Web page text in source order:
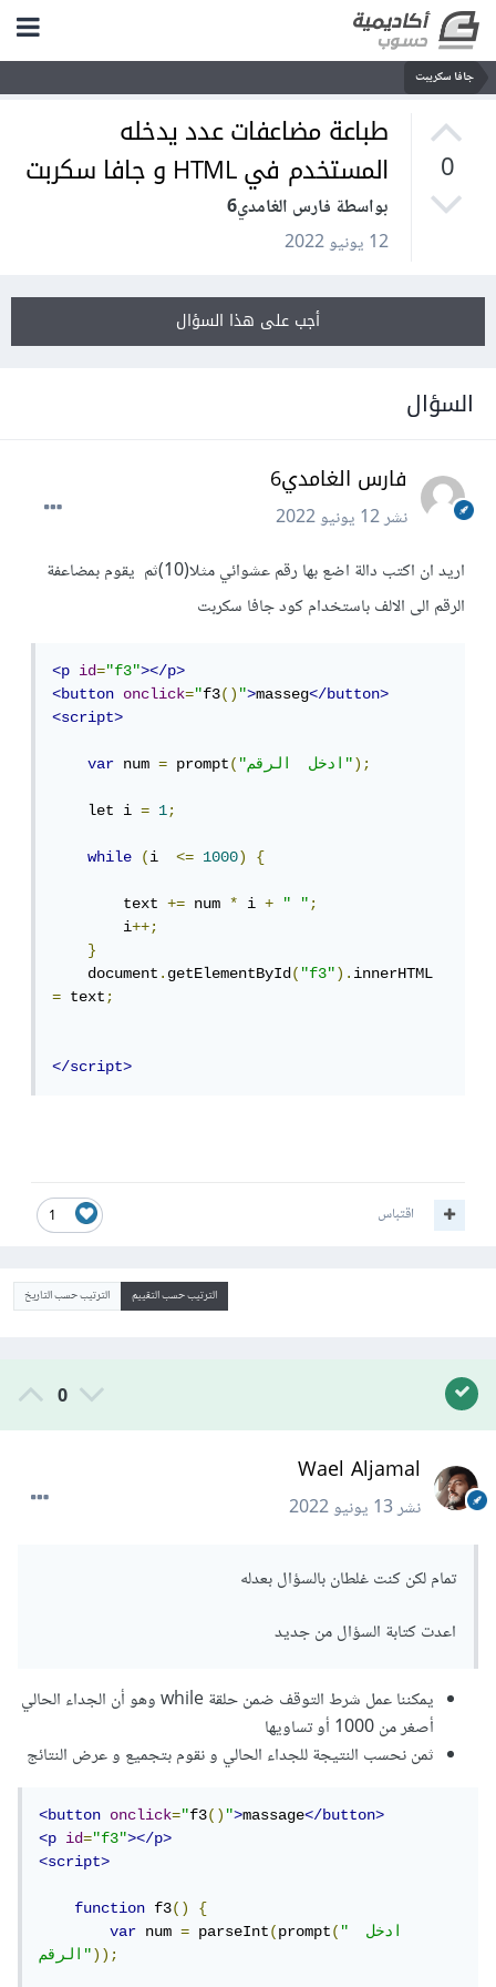
جافا سكريبت
0
طباعة مضاعفات عدد يدخله
المستخدم في HTML و جافا سكربت
بواسطة فارس الغامدي6
12 يونيو 2022
أجب على هذا السؤال
السؤال
فارس الغامدي6
نشر12 يونيو 2022
اريد ان اكتب دالة اضع بها رقم عشوائي مثلا(10)ثم يقوم بمضاعفة
الرقم الى الالف باستخدام كود جافا سكربت
<p id="f3"></p>
<button
onclick="f3()">masseg</button>
<script>
var num = prompt( "ادخل  الرقم");
    let i
= 1;
while (i <= 1000) {
        text
+= num * i + " ";
        i
++;
}
    document
.getElementById("f3").
= text;
</script>
1 اقتباس
الترتيب حسب التقييم الترتيب حسب التاريخ
0
Wael Aljamal
نشر13 يونيو 2022
تمام لكن كنت غلطان بالسؤال بعدله
اعدت كتابة السؤال من جديد
يمكننا عمل شرط التوقف ضمن حلقة while وهو أن الجداء الحالي
أصغر من 1000 أو تساويها
ثمن نحسب النتيجة للجداء الحالي و نقوم بتجميع و عرض النتائج
<button onclick="f3()">massage</button>
<p
id="f3"></p>
<script>
function f3()
{
var num = parseInt(prompt("ادخل
الرقم"));